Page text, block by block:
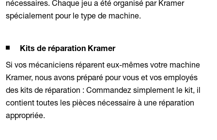
nécessaires. Chaque jeu a été organisé par Kramer
spécialement pour le type de machine.
Kits de réparation Kramer
Si vos mécaniciens réparent eux-mêmes votre machine
Kramer, nous avons préparé pour vous et vos employés
des kits de réparation : Commandez simplement le kit, il
contient toutes les pièces nécessaire à une réparation
appropriée.